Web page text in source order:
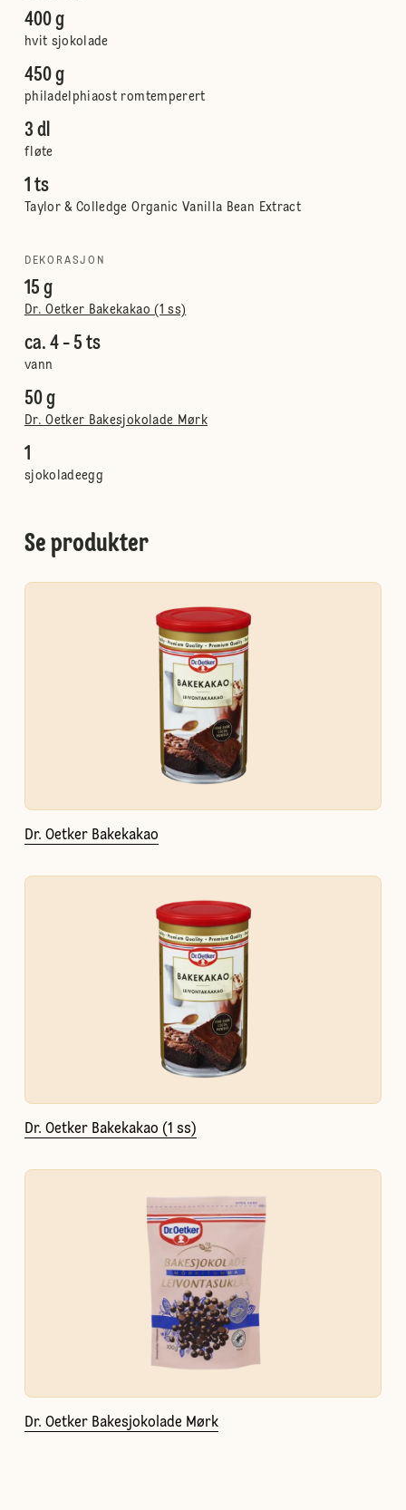
400 g
hvit sjokolade
450 g
philadelphiaost romtemperert
3 dl
fløte
1 ts
Taylor & Colledge Organic Vanilla Bean Extract
DEKORASJON
15 g
Dr. Oetker Bakekakao (1 ss)
ca. 4 - 5 ts
vann
50 g
Dr. Oetker Bakesjokolade Mørk
1
sjokoladeegg
Se produkter
Dr. Oetker Bakekakao
Dr. Oetker Bakekakao (1 ss)
Dr. Oetker Bakesjokolade Mørk